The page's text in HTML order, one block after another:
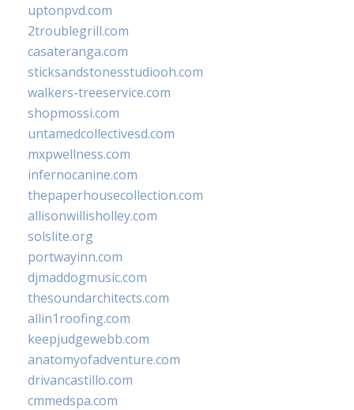
uptonpvd.com
2troublegrill.com
casateranga.com
sticksandstonesstudiooh.com
walkers-treeservice.com
shopmossi.com
untamedcollectivesd.com
mxpwellness.com
infernocanine.com
thepaperhousecollection.com
allisonwillisholley.com
solslite.org
portwayinn.com
djmaddogmusic.com
thesoundarchitects.com
allin1roofing.com
keepjudgewebb.com
anatomyofadventure.com
drivancastillo.com
cmmedspa.com